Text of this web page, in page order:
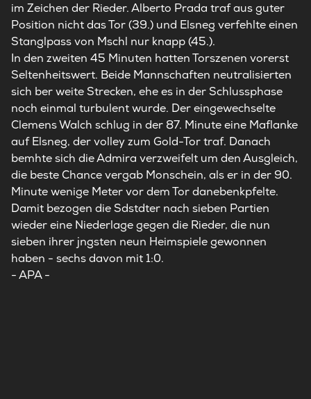
im Zeichen der Rieder. Alberto Prada traf aus guter
Position nicht das Tor (39.) und Elsneg verfehlte einen
Stanglpass von Mschl nur knapp (45.).
In den zweiten 45 Minuten hatten Torszenen vorerst
Seltenheitswert. Beide Mannschaften neutralisierten
sich ber weite Strecken, ehe es in der Schlussphase
noch einmal turbulent wurde. Der eingewechselte
Clemens Walch schlug in der 87. Minute eine Maflanke
auf Elsneg, der volley zum Gold-Tor traf. Danach
bemhte sich die Admira verzweifelt um den Ausgleich,
die beste Chance vergab Monschein, als er in der 90.
Minute wenige Meter vor dem Tor danebenkpfelte.
Damit bezogen die Sdstdter nach sieben Partien
wieder eine Niederlage gegen die Rieder, die nun
sieben ihrer jngsten neun Heimspiele gewonnen
haben - sechs davon mit 1:0.
- APA -